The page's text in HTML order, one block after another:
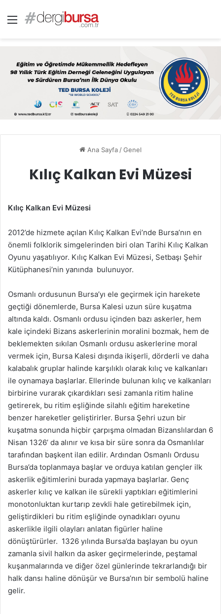
Menü
Ana Sayfa/Genel
Kılıç Kalkan Evi Müzesi
Kılıç Kalkan Evi Müzesi
2012’de hizmete açılan Kılıç Kalkan Evi’nde Bursa’nın en
önemli folklorik simgelerinden biri olan Tarihi Kılıç Kalkan
Oyunu yaşatılıyor. Kılıç Kalkan Evi Müzesi, Setbaşı Şehir
Kütüphanesi’nin yanında bulunuyor.
Osmanlı ordusunun Bursa’yı ele geçirmek için harekete
geçtiği dönemlerde, Bursa Kalesi uzun süre kuşatma
altında kaldı. Osmanlı ordusu içinden bazı askerler, hem
kale içindeki Bizans askerlerinin moralini bozmak, hem de
beklemekten sıkılan Osmanlı ordusu askerlerine moral
vermek için, Bursa Kalesi dışında ikişerli, dörderli ve daha
kalabalık gruplar halinde karşılıklı olarak kılıç ve kalkanları
ile oynamaya başlarlar. Ellerinde bulunan kılıç ve kalkanları
birbirine vurarak çıkardıkları sesi zamanla ritim haline
getirerek, bu ritim eşliğinde silahlı eğitim hareketine
benzer hareketler geliştirirler. Bursa Şehri uzun bir
kuşatma sonunda hiçbir çarpışma olmadan Bizanslılardan 6
Nisan 1326’ da alınır ve kısa bir süre sonra da Osmanlılar
tarafından başkent ilan edilir. Ardından Osmanlı Ordusu
Bursa’da toplanmaya başlar ve orduya katılan gençler ilk
askerlik eğitimlerini burada yapmaya başlarlar. Genç
askerler kılıç ve kalkan ile sürekli yaptıkları eğitimlerini
monotonluktan kurtarıp zevkli hale getirebilmek için,
geliştirdikleri bu ritim eşliğinde oynadıkları oyunu
askerlikle ilgili olayları anlatan figürler haline
dönüştürürler. 1326 yılında Bursa’da başlayan bu oyun
zamanla sivil halkın da asker geçirmelerinde, peştamal
kuşanmalarında ve diğer özel günlerinde tekrarlandığı bir
halk dansı haline dönüşür ve Bursa’nın bir sembolü haline
gelir.